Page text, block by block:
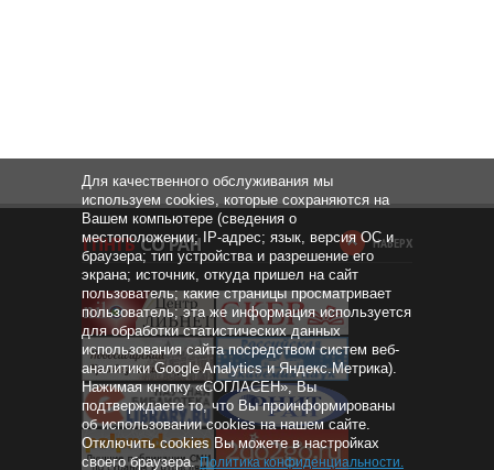
НАВЕРХ
Для качественного обслуживания мы
используем cookies, которые сохраняются на
Вашем компьютере (сведения о
местоположении; IP-адрес; язык, версия ОС и
браузера; тип устройства и разрешение его
экрана; источник, откуда пришел на сайт
пользователь; какие страницы просматривает
пользователь; эта же информация используется
для обработки статистических данных
использования сайта посредством систем веб-
аналитики Google Analytics и Яндекс.Метрика).
Нажимая кнопку «СОГЛАСЕН», Вы
подтверждаете то, что Вы проинформированы
об использовании cookies на нашем сайте.
Отключить cookies Вы можете в настройках
своего браузера.Политика конфиденциальности.